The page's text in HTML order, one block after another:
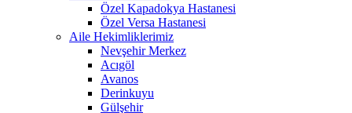
Özel Kapadokya Hastanesi
Özel Versa Hastanesi
Aile Hekimliklerimiz
Nevşehir Merkez
Acıgöl
Avanos
Derinkuyu
Gülşehir